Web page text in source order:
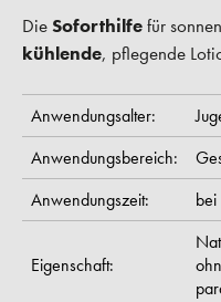
DieSoforthilfefür
kühlende, pflegende
Anwendungsalter:
Anwendungsbereich:
Anwendungszeit:
Eigenschaft: